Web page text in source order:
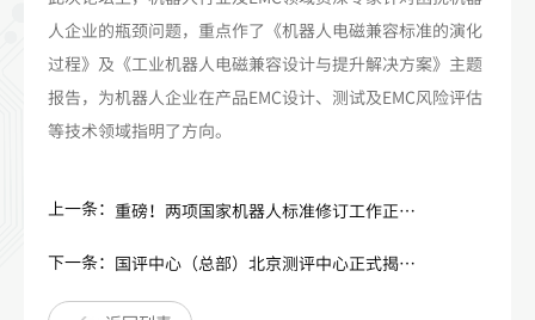
人企业的瓶颈问题，重点作了《机器人电磁兼容标准的演化
过程》及《工业机器人电磁兼容设计与提升解决方案》主题
报告，为机器人企业在产品EMC设计、测试及EMC风险评估
等技术领域指明了方向。
上一条： 重磅！两项国家机器人标准修订工作正式启动！
下一条： 国评中心（总部）北京测评中心正式揭牌！